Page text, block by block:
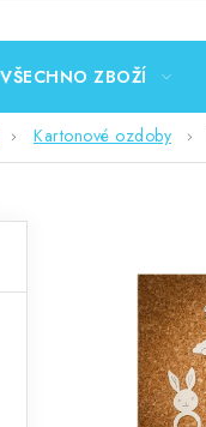
VŠECHNO ZBOŽÍ
Kartonové ozdoby